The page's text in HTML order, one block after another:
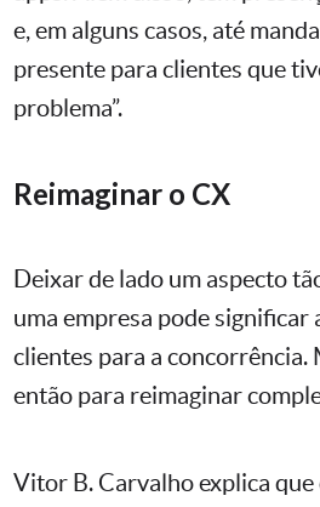
e, em alguns casos, até
presente para clientes que
problema”.
Reimaginar o CX
Deixar de lado um aspecto
uma empresa pode significar
clientes para a concorrência.
então para reimaginar
Vitor B. Carvalho explica